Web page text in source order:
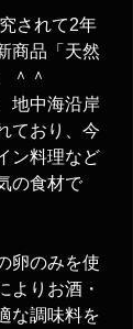
商品「天然
＾＾
地中海沿岸
ており、今
ン料理など
の食材で
卵のみを使
よりお酒・
な調味料を